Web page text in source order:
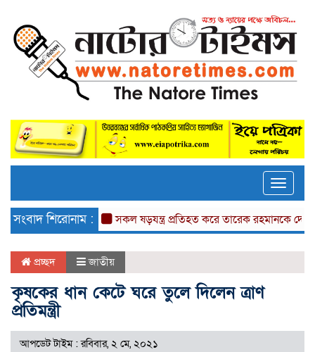
Toggle
সংবাদ শিরোনাম :সকল ষড়যন্ত্র প্রতিহত করে তারেক রহমানকে দেশে আনতে
প্রচ্ছদ জাতীয়
কৃষকের ধান কেটে ঘরে তুলে দিলেন ত্রাণ
প্রতিমন্ত্রী
আপডেট টাইম : রবিবার, ২ মে, ২০২১